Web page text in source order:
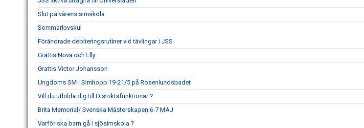
Slut på vårens simskola
Sommarlovskul
Förändrade debiteringsrutiner vid tävlingar i JSS
Grattis Nova och Elly
Grattis Victor Johansson
Ungdoms SM i Simhopp 19-21/5 på Rosenlundsbadet
Vill du utbilda dig till Distriktsfunktionär ?
Brita Memorial/ Svenska Mästerskapen 6-7 MAJ
Varför ska barn gå i sjösimskola ?